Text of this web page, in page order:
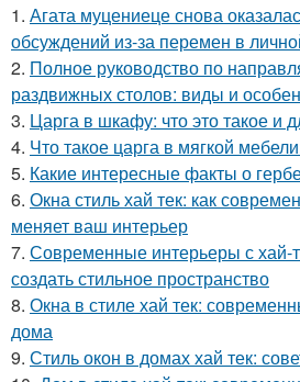
1. Агата муцениеце снова
обсуждений из-за перемен в
2. Полное руководство по
раздвижных столов: виды и
3. Царга в шкафу: что это такое и
4. Что такое царга в мягкой
5. Какие интересные факты о
6. Окна стиль хай тек: как
меняет ваш интерьер
7. Современные интерьеры с хай-
создать стильное пространство
8. Окна в стиле хай тек:
дома
9. Стиль окон в домах хай тек: